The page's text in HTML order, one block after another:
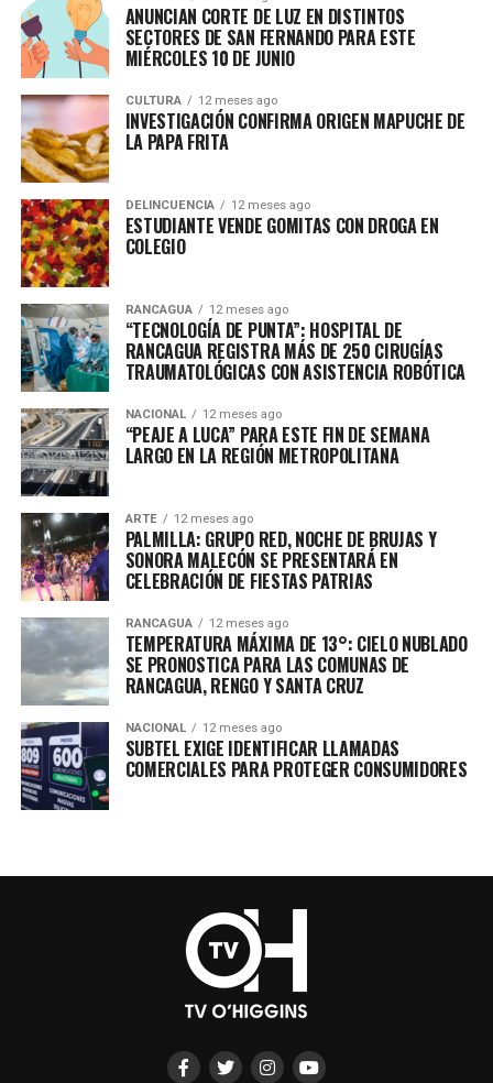
ANUNCIAN CORTE DE LUZ EN DISTINTOS
SECTORES DE SAN FERNANDO PARA ESTE
MIÉRCOLES 10 DE JUNIO
CULTURA 12 meses ago
INVESTIGACIÓN CONFIRMA ORIGEN MAPUCHE DE
LA PAPA FRITA
DELINCUENCIA 12 meses ago
ESTUDIANTE VENDE GOMITAS CON DROGA EN
COLEGIO
RANCAGUA 12 meses ago
“TECNOLOGÍA DE PUNTA”: HOSPITAL DE
RANCAGUA REGISTRA MÁS DE 250 CIRUGÍAS
TRAUMATOLÓGICAS CON ASISTENCIA ROBÓTICA
NACIONAL 12 meses ago
“PEAJE A LUCA” PARA ESTE FIN DE SEMANA
LARGO EN LA REGIÓN METROPOLITANA
ARTE 12 meses ago
PALMILLA: GRUPO RED, NOCHE DE BRUJAS Y
SONORA MALECÓN SE PRESENTARÁ EN
CELEBRACIÓN DE FIESTAS PATRIAS
RANCAGUA 12 meses ago
TEMPERATURA MÁXIMA DE 13°: CIELO NUBLADO
SE PRONOSTICA PARA LAS COMUNAS DE
RANCAGUA, RENGO Y SANTA CRUZ
NACIONAL 12 meses ago
SUBTEL EXIGE IDENTIFICAR LLAMADAS
COMERCIALES PARA PROTEGER CONSUMIDORES